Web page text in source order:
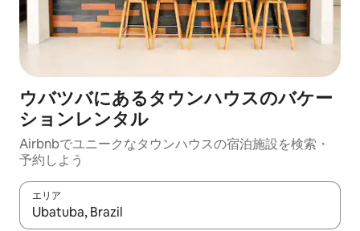
ウバツバにあるタウンハウスのバケー
ションレンタル
Airbnbでユニークなタウンハウスの宿泊施設を検索・
予約しよう
エリア
検索結果が表示されたら、上下の矢印キーを使って移動するか